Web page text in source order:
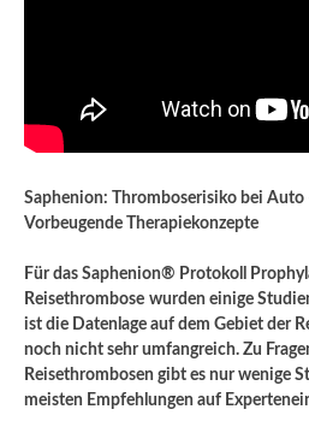
Saphenion: Thromboserisiko bei
Vorbeugende Therapiekonzepte
Für das Saphenion® Protokoll
Reisethrombose wurden einige
ist die Datenlage auf dem Gebiet der
noch nicht sehr umfangreich. Zu
Reise­thrombosen gibt es nur wenige
meisten Empfehlungen auf